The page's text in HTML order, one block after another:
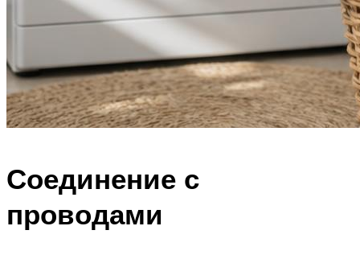
Соединение с
проводами